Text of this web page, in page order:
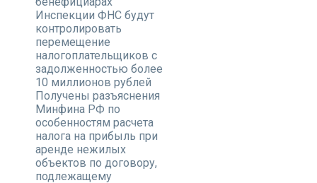
Инспекции ФНС будут
контролировать
перемещение
налогоплательщиков с
задолженностью более
10 миллионов рублей
Получены разъяснения
Минфина РФ по
особенностям расчета
налога на прибыль при
аренде нежилых
объектов по договору,
подлежащему